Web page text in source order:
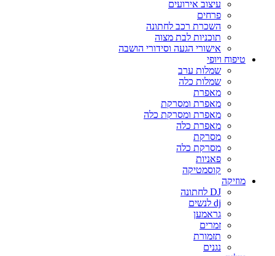
עיצוב אירועים
פרחים
השכרת רכב לחתונה
תוכניות לבת מצוה
אישורי הגעה וסידורי הושבה
טיפוח ויופי
שמלות ערב
שמלות כלה
מאפרת
מאפרת ומסרקת
מאפרת ומסרקת כלה
מאפרת כלה
מסרקת
מסרקת כלה
פאניות
קוסמטיקה
מוזיקה
DJ לחתונה
dj לנשים
גראמען
זמרים
תזמורת
נגנים